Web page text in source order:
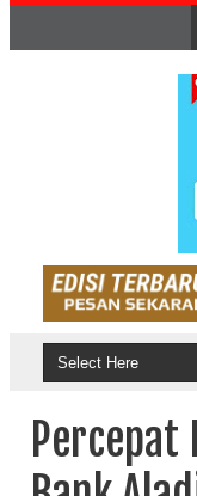
Percepat